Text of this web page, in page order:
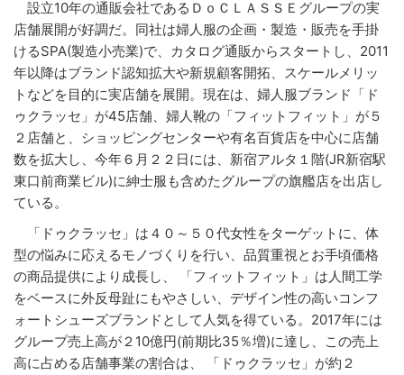
設立10年の通販会社であるＤｏＣＬＡＳＳＥグループの実
店舗展開が好調だ。同社は婦人服の企画・製造・販売を手掛
けるSPA(製造小売業)で、カタログ通販からスタートし、2011
年以降はブランド認知拡大や新規顧客開拓、スケールメリッ
トなどを目的に実店舗を展開。現在は、婦人服ブランド「ド
ゥクラッセ」が45店舗、婦人靴の「フィットフィット」が５
２店舗と、ショッピングセンターや有名百貨店を中心に店舗
数を拡大し、今年６月２２日には、新宿アルタ１階(JR新宿駅
東口前商業ビル)に紳士服も含めたグループの旗艦店を出店し
ている。
「ドゥクラッセ」は４０～５０代女性をターゲットに、体
型の悩みに応えるモノづくりを行い、品質重視とお手頃価格
の商品提供により成長し、 「フィットフィット」は人間工学
をベースに外反母趾にもやさしい、デザイン性の高いコンフ
ォートシューズブランドとして人気を得ている。2017年には
グループ売上高が２10億円(前期比35％増)に達し、この売上
高に占める店舗事業の割合は、 「ドゥクラッセ」が約２